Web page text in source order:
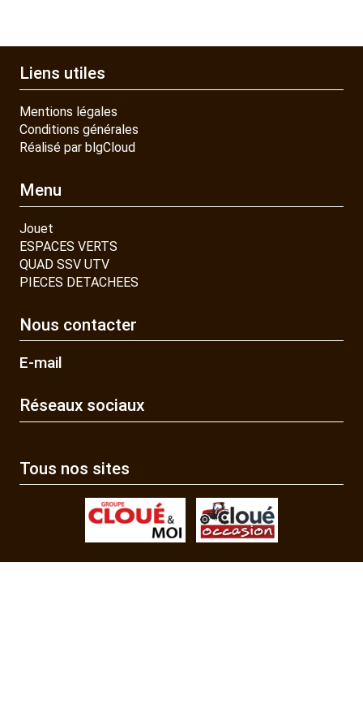
Liens utiles
Mentions légales
Conditions générales
Réalisé par blgCloud
Menu
Jouet
ESPACES VERTS
QUAD SSV UTV
PIECES DETACHEES
Nous contacter
E-mail
Réseaux sociaux
Tous nos sites